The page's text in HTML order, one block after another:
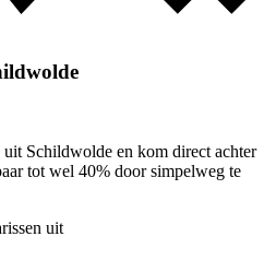
Schildwolde en kom direct achter
tot wel 40% door simpelweg te
uit